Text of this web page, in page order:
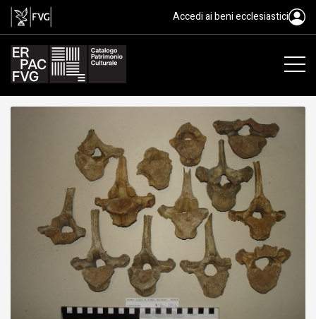
fossile, Animalia, Mammalia
Accedi ai beni ecclesiastici